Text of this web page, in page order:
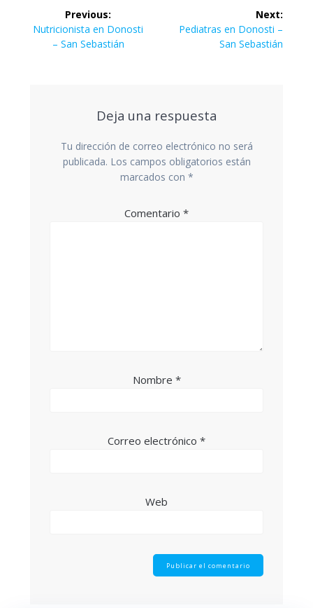
Navegación
de
Previous:
Previous
post:
Nutricionista en Donosti
– San Sebastián
Next:
Next
Pediatras en Donosti –
San Sebastián
Deja una respuesta
Tu dirección de correo electrónico no será
publicada. Los campos obligatorios están
marcados con *
Comentario *
Nombre *
Correo electrónico *
Web